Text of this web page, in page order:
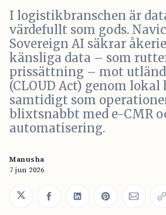
I logistikbranschen är
värdefullt som gods.
Sovereign AI säkrar
känsliga data – som
prissättning – mot
(CLOUD Act) genom
samtidigt som
blixtsnabbt med e-CMR
automatisering.
Manusha
7 jun 2026
Share on Twitter
Share on Facebook
Share on LinkedIn
Share onShare